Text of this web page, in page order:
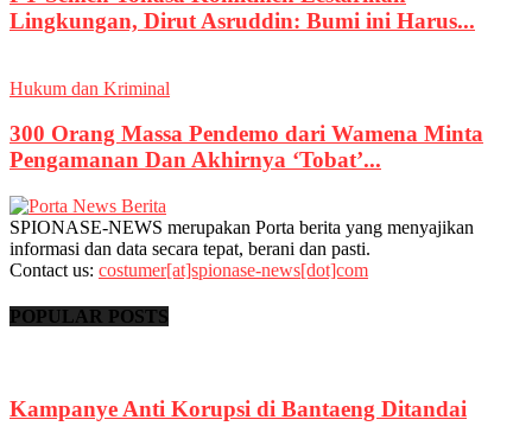
Lingkungan, Dirut Asruddin: Bumi ini Harus...
Hukum dan Kriminal
300 Orang Massa Pendemo dari Wamena Minta
Pengamanan Dan Akhirnya ‘Tobat’...
SPIONASE-NEWS merupakan Porta berita yang menyajikan
informasi dan data secara tepat, berani dan pasti.
Contact us: costumer[at]spionase-news[dot]com
POPULAR POSTS
Kampanye Anti Korupsi di Bantaeng Ditandai